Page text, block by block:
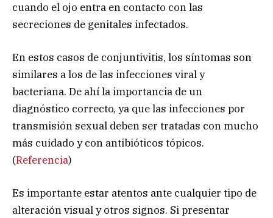
cuando el ojo entra en contacto con las
secreciones de genitales infectados.
En estos casos de conjuntivitis, los síntomas son
similares a los de las infecciones viral y
bacteriana. De ahí la importancia de un
diagnóstico correcto, ya que las infecciones por
transmisión sexual deben ser tratadas con mucho
más cuidado y con antibióticos tópicos.
(Referencia)
Es importante estar atentos ante cualquier tipo de
alteración visual y otros signos. Si presentar